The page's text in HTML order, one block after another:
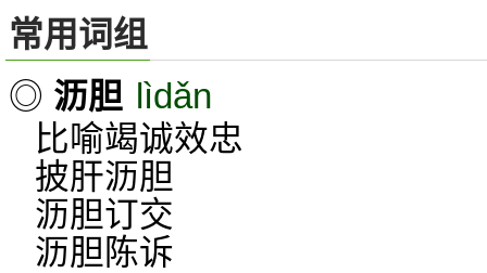
常用词组
◎ 沥胆 lìdǎn
比喻竭诚效忠
披肝沥胆
沥胆订交
沥胆陈诉